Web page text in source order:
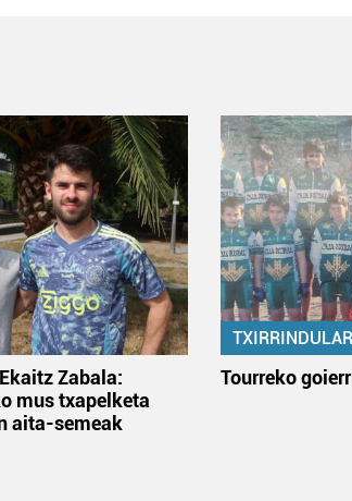
Zabala:
mus txapelketa
aita-semeak
Tourreko